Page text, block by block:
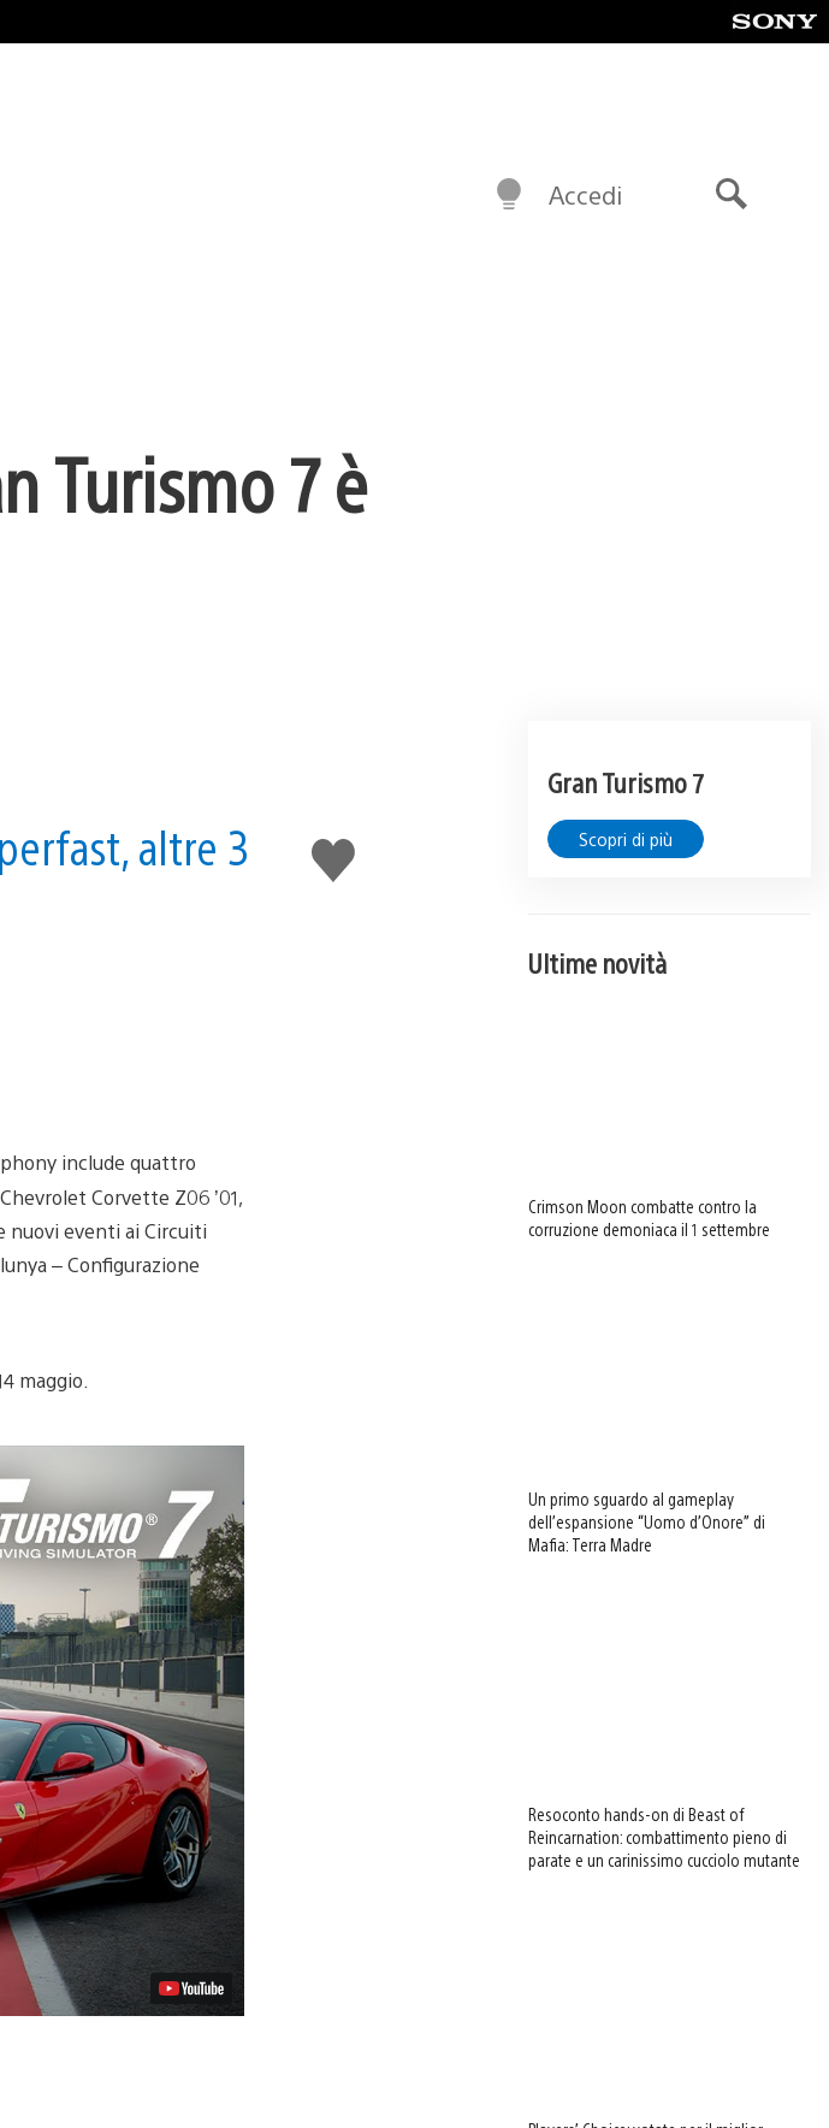
Accedi
Turismo 7 è
Mi
piace
altre 3
include quattro
Corvette Z06 ’01,
nuovi eventi ai Circuiti
– Configurazione
maggio.
Gran Turismo 7
Scopri di più
Ultime novità
Crimson Moon combatte contro la
corruzione demoniaca il 1 settembre
Un primo sguardo al gameplay
dell’espansione “Uomo d’Onore” di
Mafia: Terra Madre
Resoconto hands-on di Beast of
Reincarnation: combattimento pieno di
parate e un carinissimo cucciolo mutante